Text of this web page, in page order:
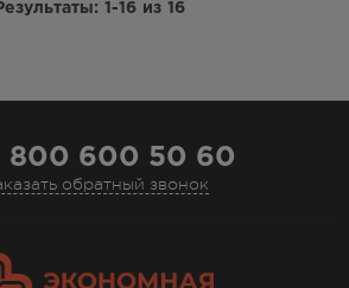
1-16 из 16
800 600 50 60
обратный звонок